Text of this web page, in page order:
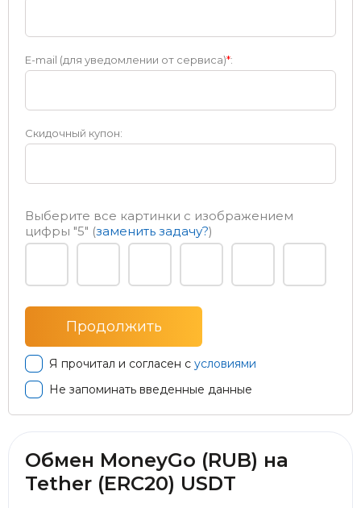
E-mail (для уведомлении от сервиса)*:
Скидочный купон:
Выберите все картинки с изображением
цифры "5" (заменить задачу?)
Я прочитал и согласен с условиями
Не запоминать введенные данные
Обмен MoneyGo (RUB) на
Tether (ERC20) USDT